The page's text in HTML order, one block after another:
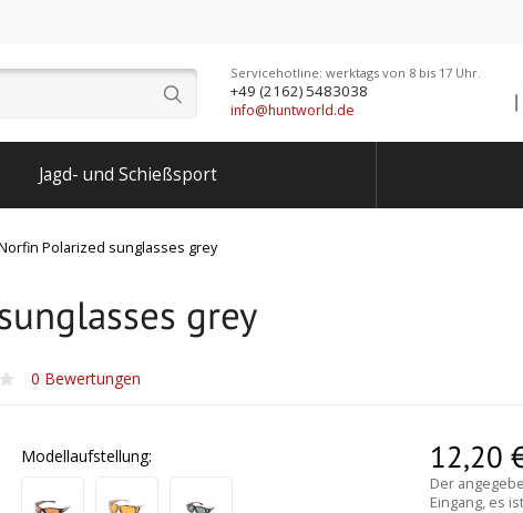
Servicehotline: werktags von 8 bis 17 Uhr.
+49 (2162) 5483038
info@huntworld.de
Jagd- und Schießsport
Polarized sunglasses grey
grey
0 Bewertungen
Modellaufstellung: 12,20
Der
Eingang, es